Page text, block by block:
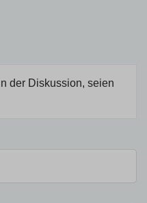
der Diskussion, seien